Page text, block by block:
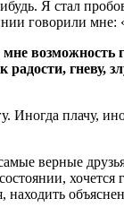
Я стал
говорили мне:
возможность
гневу,
плачу,
верные
хочется
находить